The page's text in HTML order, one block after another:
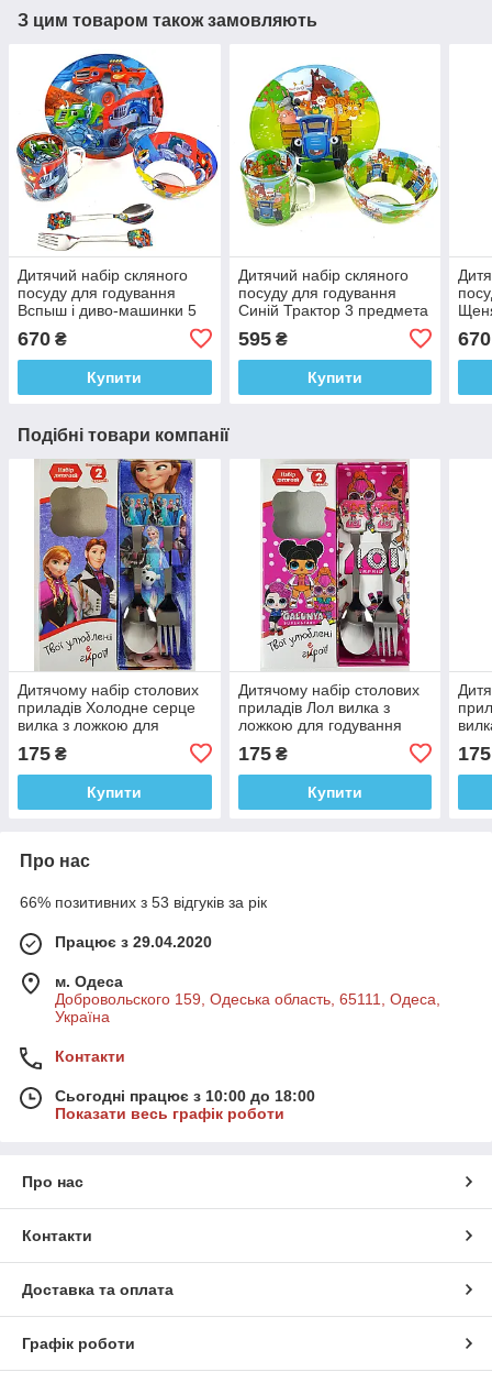
З цим товаром також замовляють
Дитячий набір скляного
посуду для годування
Вспыш і диво-машинки 5
670 ₴
Купити
Дитячий набір скляного
посуду для годування
Синій Трактор 3 предмета
595₴
Купити
670
Подібні товари компанії
Дитячому набір столових
приладів Холодне серце
вилка з ложкою для
175 ₴
Купити
Дитячому набір столових
приладів Лол вилка з
ложкою для годування
175₴
Купити
175
Про нас
66% позитивних з 53 відгуків за рік
Працює з 29.04.2020
м. Одеса
Добровольского 159, Одеська область, 65111, Одеса,
Україна
Контакти
Сьогодні працює з 10:00 до 18:00
Показати весь графік роботи
Про нас
Контакти
Доставка та оплата
Графік роботи